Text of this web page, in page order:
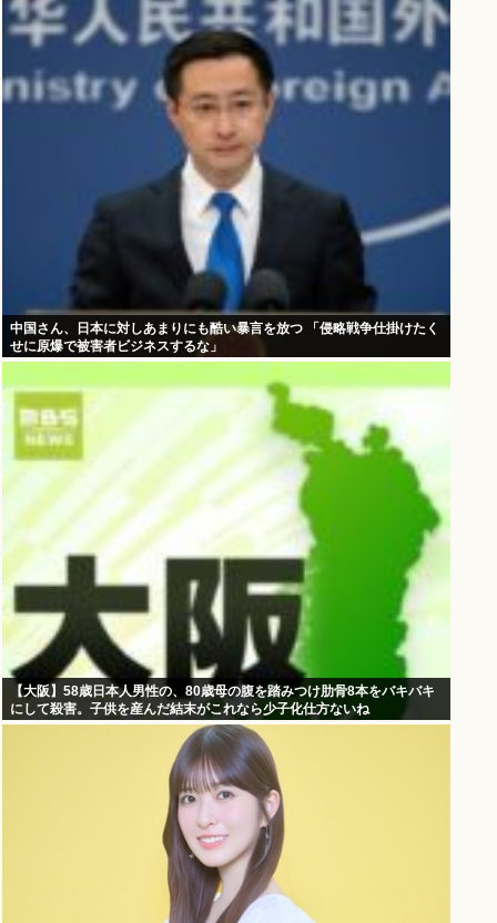
中国さん、日本に対しあまりにも酷い暴言を放つ 「侵略戦争仕掛けたく
せに原爆で被害者ビジネスするな」
【大阪】58歳日本人男性の、80歳母の腹を踏みつけ肋骨8本をバキバキ
にして殺害。子供を産んだ結末がこれなら少子化仕方ないね